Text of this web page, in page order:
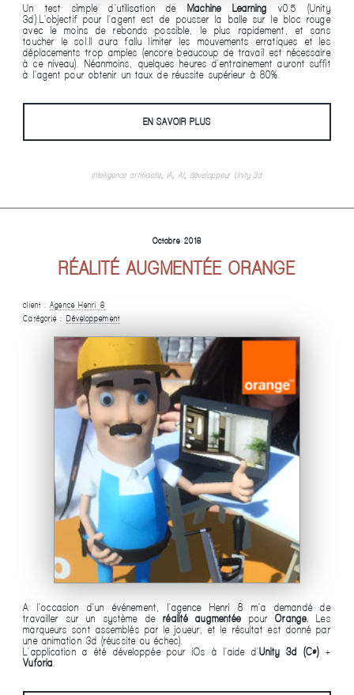
Un test simple d'utilisation deMachine Learning v0.5 (Unity
3d).L'objectif pour l'agent est de pousser la balle sur le bloc rouge
avec le moins de rebonds possible, le plus rapidement, et sans
toucher le sol.Il aura fallu limiter les mouvements erratiques et les
déplacements trop amples (encore beaucoup de travail est nécessaire
à ce niveau). Néanmoins, quelques heures d'entrainement auront suffit
à l'agent pour obtenir un taux de réussite supérieur à 80%.
EN SAVOIR PLUS
intelligence artificielle, IA ,AI, développeur Unity 3d
Octobre 2018
RÉALITÉ AUGMENTÉE ORANGE
client :Agence Henri 8
Catégorie : Développement
A l'occasion d'un événement, l'agence Henri 8 m'a demandé de
travailler sur un système deréalité augmentée pourOrange. Les
marqueurs sont assemblés par le joueur, et le résultat est donné par
une animation 3d (réussite ou échec).
L'application a été développée pour iOs à l'aide d'Unity 3d (C#) +
Vuforia